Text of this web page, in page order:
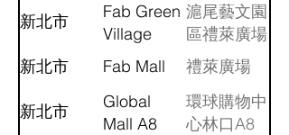
(Zhongshan)
新北市
Fab Green
Village
滬尾藝文園
區禮萊廣場
新北市
Fab Mall 禮萊廣場
新北市
Global
Mall A8
環球購物中
心林口A8